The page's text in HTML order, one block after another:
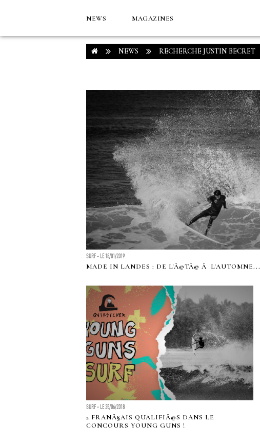
NEWS MAGAZINES
NEWS RECHERCHE JUSTIN BECRET
SURF - LE 18/01/2019
MADE IN LANDES : DE L'Ã©TÃ© Ã L'AUTOMNE...
SURF - LE 25/06/2018
2 FRANÃ§AIS QUALIFIÃ©S DANS LE
CONCOURS YOUNG GUNS !